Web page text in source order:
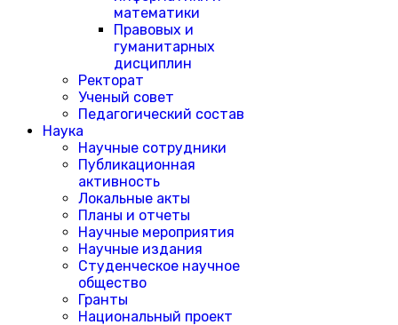
математики
Правовых и
гуманитарных
дисциплин
Ректорат
Ученый совет
Педагогический состав
Наука
Научные сотрудники
Публикационная
активность
Локальные акты
Планы и отчеты
Научные мероприятия
Научные издания
Студенческое научное
общество
Гранты
Национальный проект